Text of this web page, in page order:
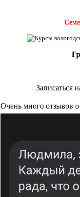
Записаться
Очень много отзывов